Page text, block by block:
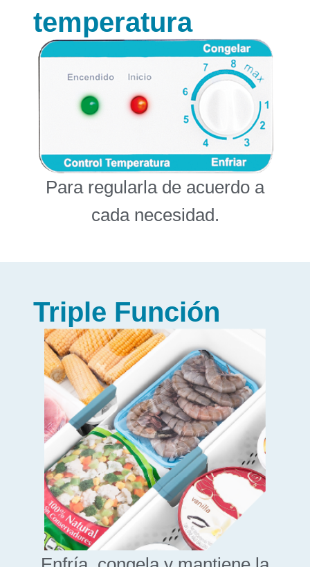
temperatura
Para regularla de acuerdo a
cada necesidad.
Triple Función